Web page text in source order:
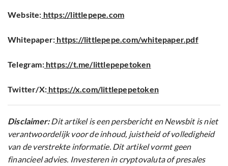
Website: https://littlepepe.com
Whitepaper: https://littlepepe.com/whitepaper.pdf
Telegram:https://t.me/littlepepetoken
Twitter/X: https://x.com/littlepepetoken
Disclaimer:Dit artikel is een persbericht en Newsbit is niet
verantwoordelijk voor de inhoud, juistheid of volledigheid
van de verstrekte informatie. Dit artikel vormt geen
financieel advies. Investeren in cryptovaluta of presales